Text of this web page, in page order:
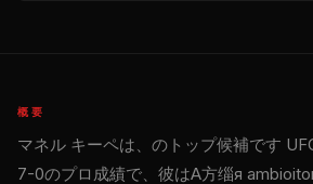
概要
マネル キーペは、のトップ候補です
7-0のプロ成績で、彼はА方缁я